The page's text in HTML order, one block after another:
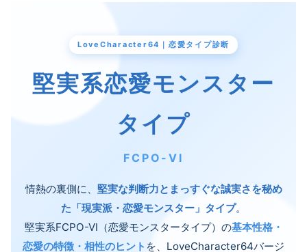
LoveCharacter64｜恋愛タイプ診断
堅実系恋愛モンスター
タイプ
FCPO-VI
情熱の裏側に、 堅実な判断力とまっすぐな誠実さを秘め
た「現実派・恋愛モンスター」タイプ。
堅実系FCPO-VI（恋愛モンスタータイプ）の基本性格・
恋愛の特徴・相性のヒント を、LoveCharacter64バージ